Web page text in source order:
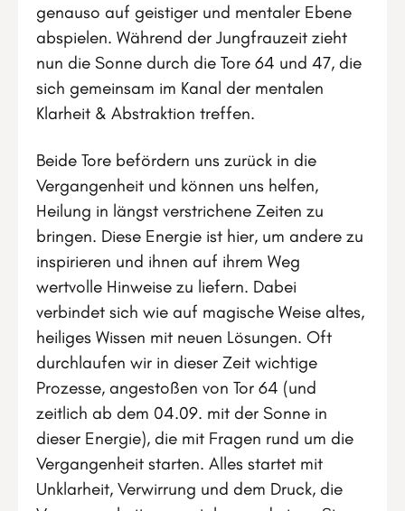
genauso auf geistiger und mentaler Ebene
abspielen. Während der Jungfrauzeit zieht
nun die Sonne durch die Tore 64 und 47, die
sich gemeinsam im Kanal der mentalen
Klarheit & Abstraktion treffen.
Beide Tore befördern uns zurück in die
Vergangenheit und können uns helfen,
Heilung in längst verstrichene Zeiten zu
bringen. Diese Energie ist hier, um andere zu
inspirieren und ihnen auf ihrem Weg
wertvolle Hinweise zu liefern. Dabei
verbindet sich wie auf magische Weise altes,
heiliges Wissen mit neuen Lösungen. Oft
durchlaufen wir in dieser Zeit wichtige
Prozesse, angestoßen von Tor 64 (und
zeitlich ab dem 04.09. mit der Sonne in
dieser Energie), die mit Fragen rund um die
Vergangenheit starten. Alles startet mit
Unklarheit, Verwirrung und dem Druck, die